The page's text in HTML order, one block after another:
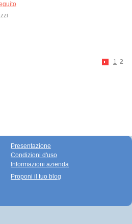
1 2
Presentazione
Condizioni d'uso
Informazioni azienda
Proponi il tuo blog